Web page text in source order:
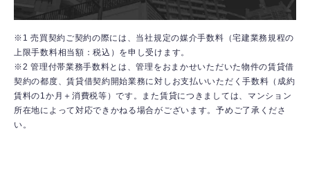
※1 売買契約ご契約の際には、当社規定の媒介手数料（宅建業務規程の
上限手数料相当額：税込）を申し受けます。
※2 管理付帯業務手数料とは、管理をおまかせいただいた物件の賃貸借
契約の都度、賃貸借契約開始業務に対しお支払いいただく手数料（成約
賃料の1か月＋消費税等）です。また賃貸につきましては、マンション
所在地によって対応できかねる場合がございます。予めご了承くださ
い。